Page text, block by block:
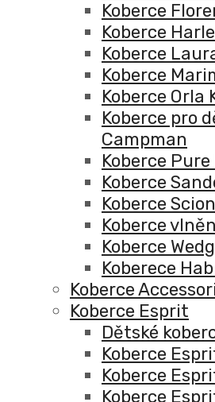
Koberce
Koberce
Koberce
Koberce
Koberce Orla
Koberce pro
Campman
Koberce
Koberce
Koberce Scion
Koberce
Koberce
Koberece
Koberce
Koberce Esprit
Dětské
Koberce
Koberce
Koberce